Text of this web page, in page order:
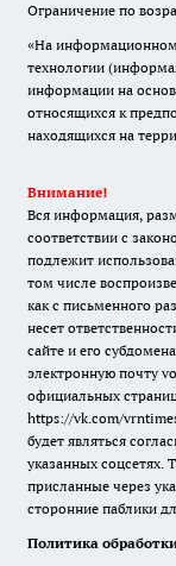
Ограничение по
«На
технологии
информации на
относящихся к
находящихся на
Внимание!
Вся информация,
соответствии с
подлежит
том числе
как с письменного
несет
сайте и его
электронную почту
официальных
https://vk.com/
будет являться
указанных соцсетях.
присланные через
сторонние паблики
Политика